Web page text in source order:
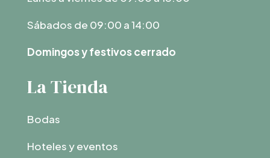
Sábados de 09:00 a 14:00
Domingos y festivos cerrado
La Tienda
Bodas
Hoteles y eventos